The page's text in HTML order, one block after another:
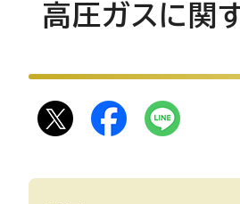
高圧ガスに関